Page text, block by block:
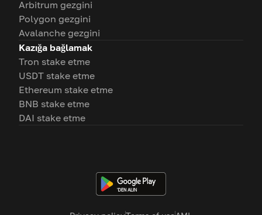
Arbitrum gezgini
Polygon gezgini
Avalanche gezgini
Kazığa bağlamak
Tron stake etme
USDT stake etme
Ethereum stake etme
BNB stake etme
DAI stake etme